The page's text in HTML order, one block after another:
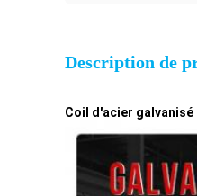
Description de
Coil d'acier galvanisé